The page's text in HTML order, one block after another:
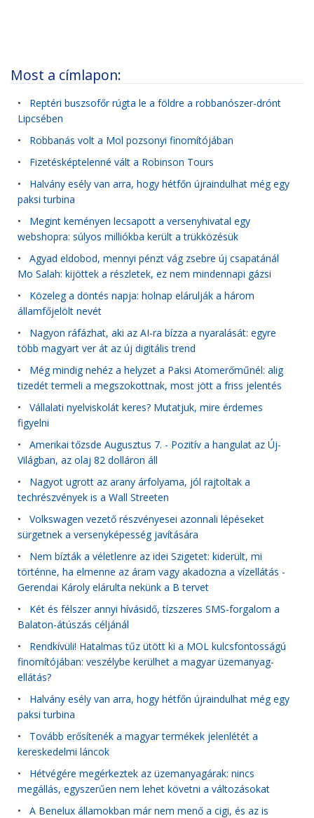
Most a címlapon:
• Reptéri buszsofőr rúgta le a földre a robbanószer-drónt
Lipcsében
• Robbanás volt a Mol pozsonyi finomítójában
• Fizetésképtelenné vált a Robinson Tours
• Halvány esély van arra, hogy hétfőn újraindulhat még egy
paksi turbina
• Megint keményen lecsapott a versenyhivatal egy
webshopra: súlyos milliókba került a trükközésük
• Agyad eldobod, mennyi pénzt vág zsebre új csapatánál
Mo Salah: kijöttek a részletek, ez nem mindennapi gázsi
• Közeleg a döntés napja: holnap elárulják a három
államfőjelölt nevét
• Nagyon ráfázhat, aki az AI-ra bízza a nyaralását: egyre
több magyart ver át az új digitális trend
• Még mindig nehéz a helyzet a Paksi Atomerőműnél: alig
tizedét termeli a megszokottnak, most jött a friss jelentés
• Vállalati nyelviskolát keres? Mutatjuk, mire érdemes
figyelni
• Amerikai tőzsde Augusztus 7. - Pozitív a hangulat az Új-
Világban, az olaj 82 dolláron áll
• Nagyot ugrott az arany árfolyama, jól rajtoltak a
techrészvények is a Wall Streeten
• Volkswagen vezető részvényesei azonnali lépéseket
sürgetnek a versenyképesség javítására
• Nem bízták a véletlenre az idei Szigetet: kiderült, mi
történne, ha elmenne az áram vagy akadozna a vízellátás -
Gerendai Károly elárulta nekünk a B tervet
• Két és félszer annyi hívásidő, tízszeres SMS-forgalom a
Balaton-átúszás céljánál
• Rendkívüli! Hatalmas tűz ütött ki a MOL kulcsfontosságú
finomítójában: veszélybe kerülhet a magyar üzemanyag-
ellátás?
• Halvány esély van arra, hogy hétfőn újraindulhat még egy
paksi turbina
• Tovább erősítenék a magyar termékek jelenlétét a
kereskedelmi láncok
• Hétvégére megérkeztek az üzemanyagárak: nincs
megállás, egyszerűen nem lehet követni a változásokat
• A Benelux államokban már nem menő a cigi, és az is